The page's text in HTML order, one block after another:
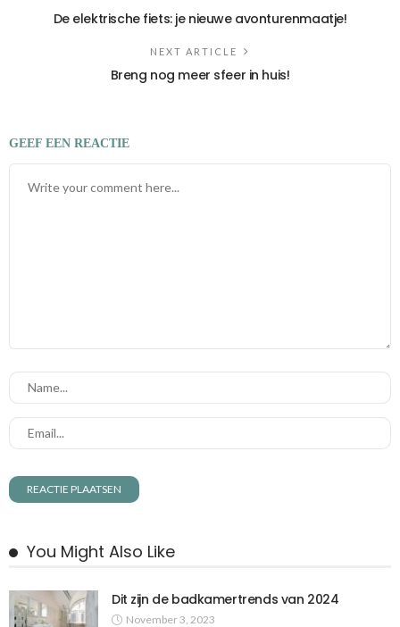
De elektrische fiets: je nieuwe avonturenmaatje!
NEXT ARTICLE
Breng nog meer sfeer in huis!
GEEF EEN REACTIE
You Might Also Like
Dit zijn de badkamertrends van 2024
November 3, 2023